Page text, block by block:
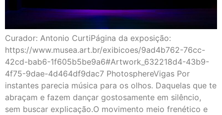
Curador: Antonio CurtiPágina da exposição:
https://www.musea.art.br/exibicoes/9ad4b762-76cc-
42cd-bab6-1f605b5be9a6#Artwork_632218d4-43b9-
4f75-9dae-4d464df9dac7 PhotosphereVigas Por
instantes parecia música para os olhos. Daquelas que te
abraçam e fazem dançar gostosamente em silêncio,
sem buscar explicação.O movimento meio frenético e